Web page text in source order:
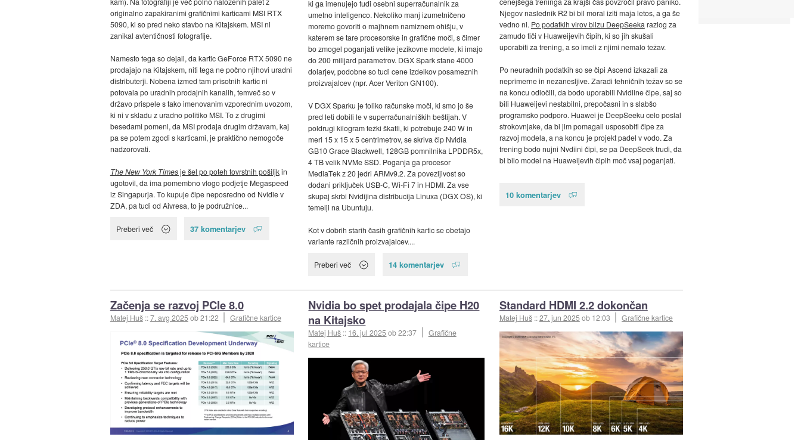
originalno zapakiranimi grafičnimi karticami MSI RTX
5090, ki so pred neko stavbo na Kitajskem. MSI ni
zanikal avtentičnosti fotografije.
Namesto tega so dejali, da kartic GeForce RTX 5090 ne
prodajajo na Kitajskem, niti tega ne počno njihovi uradni
distributerji. Nobena izmed tam prisotnih kartic ni
potovala po uradnih prodajnih kanalih, temveč so v
državo prispele s tako imenovanim vzporednim uvozom,
ki ni v skladu z uradno politiko MSI. To z drugimi
besedami pomeni, da MSI prodaja drugim državam, kaj
pa se potem zgodi s karticami, je praktično nemogoče
nadzorovati.
The New York Timesje šel po poteh tovrstnih pošiljkin
ugotovil, da ima pomembno vlogo podjetje Megaspeed
iz Singapurja. To kupuje čipe neposredno od Nvidie v
ZDA, pa tudi od Aivresa, to je podružnice...
Preberi več 37 komentarjev
ki ga imenujejo tudi osebni superračunalnik za
umetno inteligenco. Nekoliko manj izumetničeno
moremo govoriti o majhnem namiznem ohišju, v
katerem se tare procesorske in grafične moči, s čimer
bo zmogel poganjati velike jezikovne modele, ki imajo
do 200 milijard parametrov. DGX Spark stane 4000
dolarjev, podobne so tudi cene izdelkov posameznih
proizvajalcev (npr. Acer Veriton GN100).
V DGX Sparku je toliko računske moči, ki smo jo še
pred leti dobili le v superračunalniških beštijah. V
poldrugi kilogram težki škatli, ki potrebuje 240 W in
meri 15 x 15 x 5 centrimetrov, se skriva čip Nvidia
GB10 Grace Blackwell, 128GB pomnilnika LPDDR5x,
4 TB velik NVMe SSD. Poganja ga procesor
MediaTek z 20 jedri ARMv9.2. Za povezljivost so
dodani priključek USB-C, Wi-Fi 7 in HDMI. Za vse
skupaj skrbi Nvidijina distribucija Linuxa (DGX OS), ki
temelji na Ubuntuju.
Kot v dobrih starih časih grafičnih kartic se obetajo
variante različnih proizvajalcev....
Preberi več 14 komentarjev
Njegov naslednik R2 bi bil moral iziti maja letos, a ga še
vedno ni. Po podatkih virov blizu DeepSeeka razlog za
zamudo tiči v Huaweijevih čipih, ki so jih skušali
uporabiti za trening, a so imeli z njimi nemalo težav.
Po neuradnih podatkih so se čipi Ascend izkazali za
neprimerne in nezanesljive. Zaradi tehničnih težav so se
na koncu odločili, da bodo uporabili Nvidiine čipe, saj so
bili Huaweijevi nestabilni, prepočasni in s slabšo
programsko podporo. Huawei je DeepSeeku celo poslal
strokovnjake, da bi jim pomagali usposobiti čipe za
razvoj modela, a na koncu je projekt padel v vodo. Za
trening bodo nujni Nvdiini čipi, se pa DeepSeek trudi, da
bi bilo model na Huaweijevih čipih moč vsaj poganjati.
10 komentarjev
Začenja se razvoj PCIe 8.0
Matej Huš ::7. avg 2025ob 21:22 Grafične kartice
Nvidia bo spet prodajala čipe H20
na Kitajsko
Matej Huš :: 16. jul 2025ob 22:37
Grafične
kartice
Standard HDMI 2.2 dokončan
Matej Huš ::27. jun 2025ob 12:03 Grafične kartice